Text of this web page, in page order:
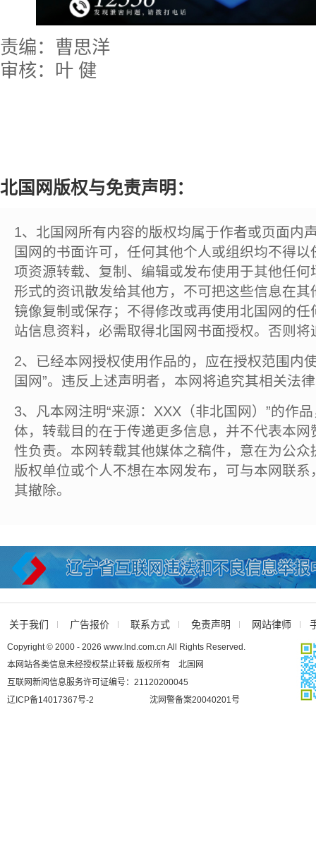
责编：曹思洋
审核：叶 健
北国网版权与免责声明：
1、北国网所有内容的版权均属于作者或页面内
国网的书面许可，任何其他个人或组织均不得
项资源转载、复制、编辑或发布使用于其他任
形式的资讯散发给其他方，不可把这些信息在
镜像复制或保存；不得修改或再使用北国网的
站信息资料，必需取得北国网书面授权。否则将
2、已经本网授权使用作品的，应在授权范围内
国网”。违反上述声明者，本网将追究其相关法
3、凡本网注明“来源：XXX（非北国网）”的作
体，转载目的在于传递更多信息，并不代表本
性负责。本网转载其他媒体之稿件，意在为公
版权单位或个人不想在本网发布，可与本网联
其撤除。
关于我们 广告报价 联系方式 免责声明 网站律师
Copyright © 2000 - 2026 www.lnd.com.cn All Rights Reserved.
本网站各类信息未经授权禁止转载 版权所有 北国网
互联网新闻信息服务许可证编号：21120200045
辽ICP备14017367号-2
沈网警备案20040201号